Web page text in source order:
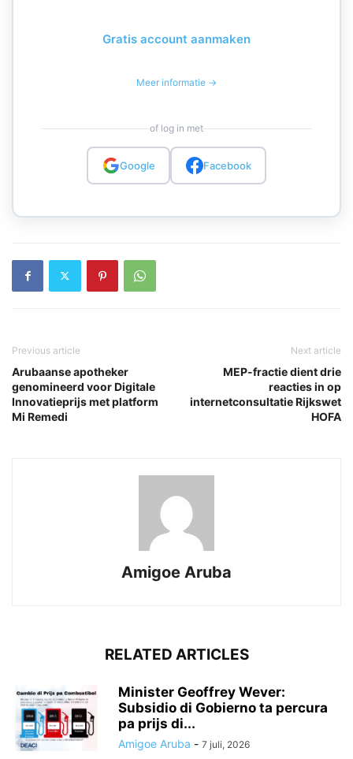
Gratis account aanmaken
Meer informatie →
of log in met
Google Facebook
Previous article
Arubaanse apotheker
genomineerd voor Digitale
Innovatieprijs met platform
Mi Remedi
Next article
MEP-fractie dient drie
reacties in op
internetconsultatie Rijkswet
HOFA
Amigoe Aruba
RELATED ARTICLES
Minister Geoffrey Wever:
Subsidio di Gobierno ta percura
pa prijs di...
Amigoe Aruba - 7 juli, 2026